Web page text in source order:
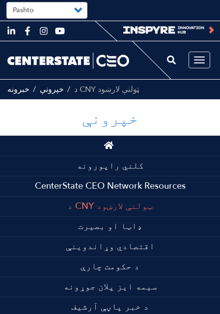
Skip
to
content
Select
your
language
خبرونه خپرونې د CNY ټولنې لارښود
خپرونې
Main
navigation
کلني راپورونه
CenterState CEO Network Resources
د CNY ټولنې لارښود
ډاټا او بصیرت
اقتصادي وړاندوینې
د حکومت چارې
سیمه ایز پلان جوړونه
د خبر پاڼې آرشیف